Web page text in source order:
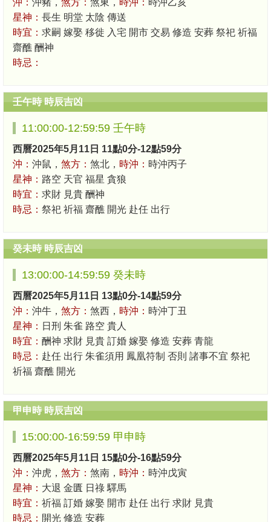
沖： 沖豬， 煞方： 煞東， 時沖： 時沖乙亥
星神： 長生 明堂 太陰 傳送
時宜： 求嗣 嫁娶 移徙 入宅 開市 交易 修造 安葬 祭祀 祈福
齋醮 酬神
時忌：
壬午時 時辰吉凶
11:00:00-12:59:59 壬午時
西曆2025年5月11日 11點0分-12點59分
沖： 沖鼠， 煞方： 煞北， 時沖： 時沖丙子
星神： 路空 天官 福星 貪狼
時宜： 求財 見貴 酬神
時忌： 祭祀 祈福 齋醮 開光 赴任 出行
癸未時 時辰吉凶
13:00:00-14:59:59 癸未時
西曆2025年5月11日 13點0分-14點59分
沖： 沖牛， 煞方： 煞西， 時沖： 時沖丁丑
星神： 日刑 朱雀 路空 貴人
時宜： 酬神 求財 見貴 訂婚 嫁娶 修造 安葬 青龍
時忌： 赴任 出行 朱雀須用 鳳凰符制 否則 諸事不宜 祭祀
祈福 齋醮 開光
甲申時 時辰吉凶
15:00:00-16:59:59 甲申時
西曆2025年5月11日 15點0分-16點59分
沖： 沖虎， 煞方： 煞南， 時沖： 時沖戊寅
星神： 大退 金匱 日祿 驛馬
時宜： 祈福 訂婚 嫁娶 開市 赴任 出行 求財 見貴
時忌： 開光 修造 安葬